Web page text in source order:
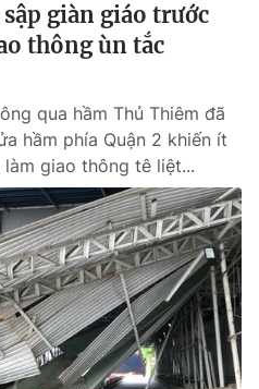
giàn giáo trước
thông ùn tắc
qua hầm Thủ Thiêm đã
hầm phía Quận 2 khiến ít
giao thông tê liệt...